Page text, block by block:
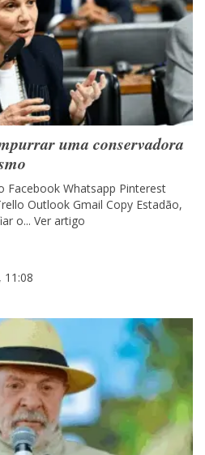
uma conservadora
Facebook Whatsapp Pinterest
Outlook Gmail Copy Estadão,
o... Ver artigo
11:08